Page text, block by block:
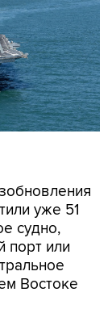
уже 51
судно,
порт или
Востоке